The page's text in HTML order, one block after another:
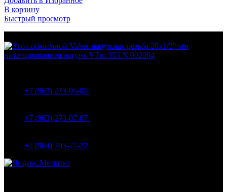
В корзину
Быстрый просмотр
+7 (963) 273-05-05
+7 (963) 273-07-07
+7 (964) 703-77-22